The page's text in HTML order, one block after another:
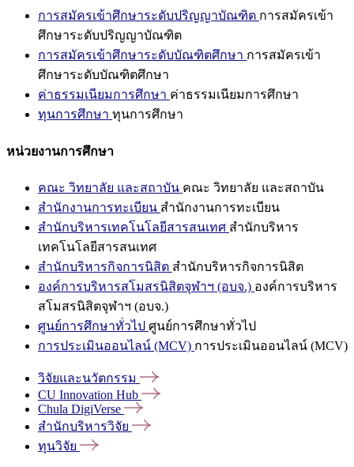
การสมัครเข้าศึกษาระดับปริญญาบัณฑิต การสมัครเข้า
ศึกษาระดับปริญญาบัณฑิต
การสมัครเข้าศึกษาระดับบัณฑิตศึกษา การสมัครเข้า
ศึกษาระดับบัณฑิตศึกษา
ค่าธรรมเนียมการศึกษา ค่าธรรมเนียมการศึกษา
ทุนการศึกษา ทุนการศึกษา
หน่วยงานการศึกษา
คณะ วิทยาลัย และสถาบัน คณะ วิทยาลัย และสถาบัน
สำนักงานการทะเบียน สำนักงานการทะเบียน
สำนักบริหารเทคโนโลยีสารสนเทศ สำนักบริหาร
เทคโนโลยีสารสนเทศ
สำนักบริหารกิจการนิสิต สำนักบริหารกิจการนิสิต
องค์การบริหารสโมสรนิสิตจุฬาฯ (อบจ.) องค์การบริหาร
สโมสรนิสิตจุฬาฯ (อบจ.)
ศูนย์การศึกษาทั่วไป ศูนย์การศึกษาทั่วไป
การประเมินออนไลน์ (MCV) การประเมินออนไลน์ (MCV)
วิจัยและนวัตกรรม
CU Innovation Hub
Chula DigiVerse
สำนักบริหารวิจัย
ทุนวิจัย